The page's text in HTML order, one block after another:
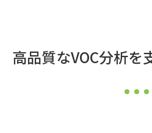
高品質なVOC分析を